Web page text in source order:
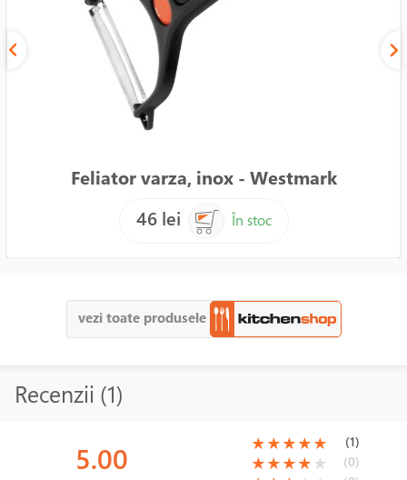
Feliator varza, inox - Westmark
46 lei
În stoc
vezi toate produsele
Recenzii (1)
5.00 (*)
★(*)
★(*)
★(*)
★(*)
★ (1)
(*)
★(*)
★(*)
★(*)
★( )
★ (0)